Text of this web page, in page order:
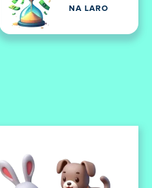
NA LARO